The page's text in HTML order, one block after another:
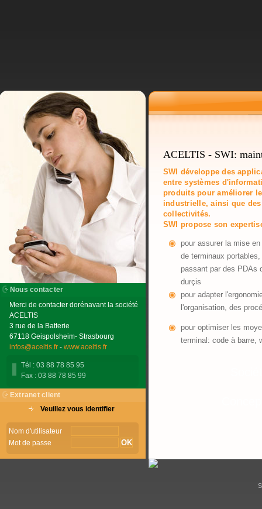
Nous contacter
Merci de contacter dorénavant la société
ACELTIS
3 rue de la Batterie
67118 Geispolsheim- Strasbourg
infos@aceltis.fr - www.aceltis.fr
Tél : 03 88 78 85 95
Fax : 03 88 78 85 99
Extranet client
Veuillez vous identifier
Nom d'utilisateur
Mot de passe
ACELTIS - SWI:
SWI développe des
entre systèmes
produits pour améliorer
industrielle, ainsi que
collectivités.
SWI propose son
pour assurer la mise
de terminaux
passant par des PDAs
durçis
pour adapter
l'organisation, des
pour optimiser les
terminal: code à barre,